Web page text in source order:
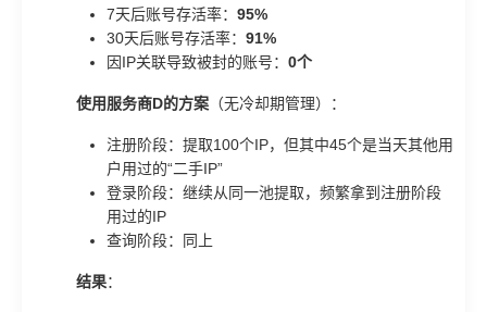
7天后账号存活率： 95%
30天后账号存活率： 91%
因IP关联导致被封的账号： 0个
使用服务商D的方案 （无冷却期管理）：
注册阶段：提取100个IP，但其中45个是当天其他用
户用过的“二手IP”
登录阶段：继续从同一池提取，频繁拿到注册阶段
用过的IP
查询阶段：同上
结果：